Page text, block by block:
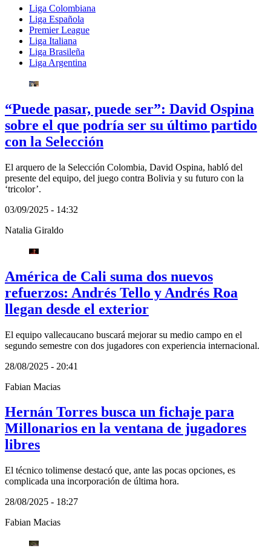
Liga Colombiana
Liga Española
Premier League
Liga Italiana
Liga Brasileña
Liga Argentina
“Puede pasar, puede ser”: David Ospina
sobre el que podría ser su último partido
con la Selección
El arquero de la Selección Colombia, David Ospina, habló del
presente del equipo, del juego contra Bolivia y su futuro con la
‘tricolor’.
03/09/2025 - 14:32
Natalia Giraldo
América de Cali suma dos nuevos
refuerzos: Andrés Tello y Andrés Roa
llegan desde el exterior
El equipo vallecaucano buscará mejorar su medio campo en el
segundo semestre con dos jugadores con experiencia internacional.
28/08/2025 - 20:41
Fabian Macias
Hernán Torres busca un fichaje para
Millonarios en la ventana de jugadores
libres
El técnico tolimense destacó que, ante las pocas opciones, es
complicada una incorporación de última hora.
28/08/2025 - 18:27
Fabian Macias